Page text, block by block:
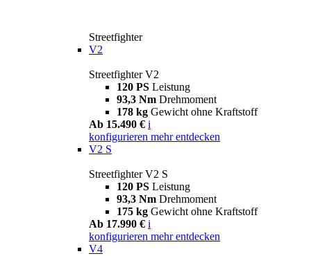
Streetfighter
V2
Streetfighter V2
120 PS Leistung
93,3 Nm Drehmoment
178 kg Gewicht ohne Kraftstoff
Ab 15.490 € i
konfigurieren mehr entdecken
V2 S
Streetfighter V2 S
120 PS Leistung
93,3 Nm Drehmoment
175 kg Gewicht ohne Kraftstoff
Ab 17.990 € i
konfigurieren mehr entdecken
V4